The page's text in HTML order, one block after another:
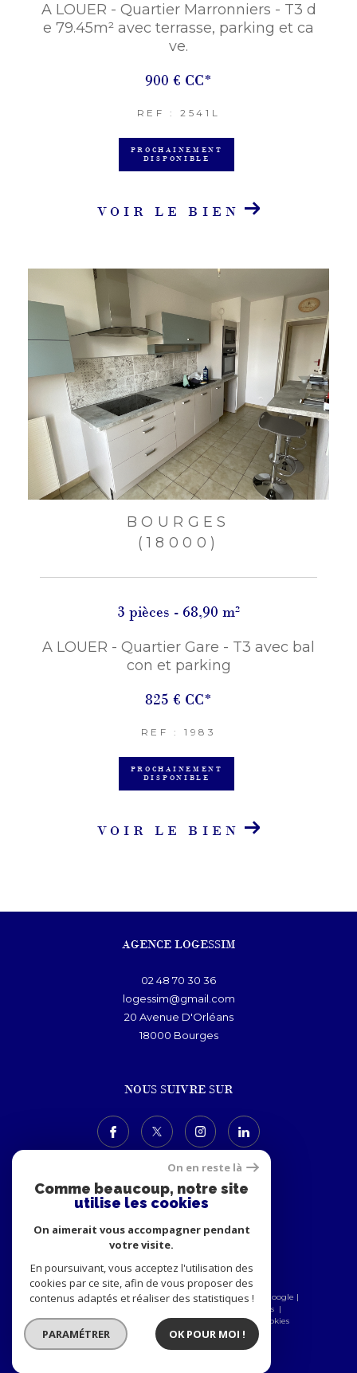
A LOUER - Quartier Marronniers - T3 d
e 79.45m² avec terrasse, parking et ca
ve.
900 € CC*
REF : 2541L
PROCHAINEMENT
DISPONIBLE
VOIR LE BIEN
BOURGES
(18000)
3 pièces - 68,90 m²
A LOUER - Quartier Gare - T3 avec bal
con et parking
825 € CC*
REF : 1983
PROCHAINEMENT
DISPONIBLE
VOIR LE BIEN
AGENCE LOGESSIM
02 48 70 30 36
logessim@gmail.com
20 Avenue D'Orléans
18000
bourges
NOUS SUIVRE SUR
ADHÉRENTS
© 2026 | Tous droits réservés | Traduction powered by Google |
Mentions légales
Admin
Nos partenaires Politique RGPD Cookies
On en reste là
Comme beaucoup, notre site
utilise les cookies
On aimerait vous accompagner pendant
votre visite.
En poursuivant, vous acceptez l'utilisation des
cookies par ce site, afin de vous proposer des
contenus adaptés et réaliser des statistiques !
PARAMÉTRER OK POUR MOI !